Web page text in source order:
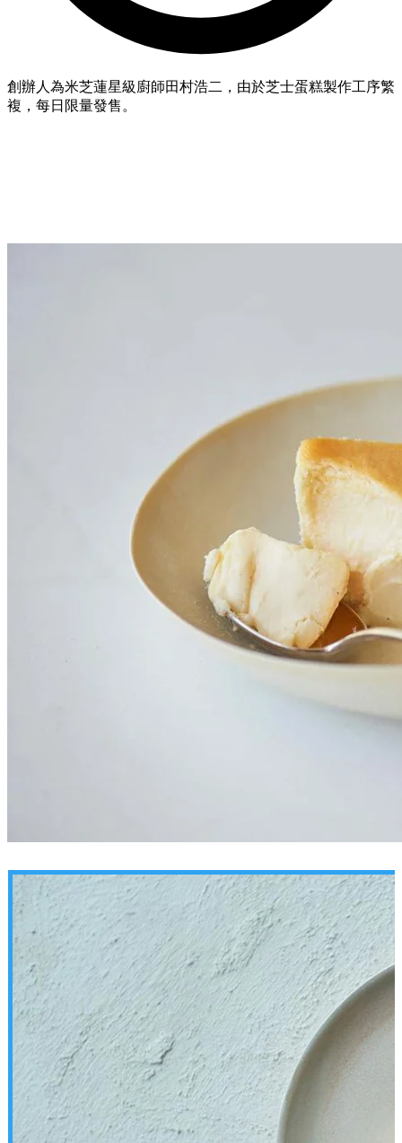
創辦人為米芝蓮星級廚師田村浩二，由於芝士蛋糕製作工序繁
複，每日限量發售。